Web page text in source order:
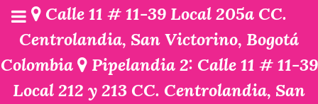
Calle 11 # 11-39 Local 205a CC.
Centrolandia, San Victorino, Bogotá
Colombia
Pipelandia 2: Calle 11 # 11-39
Local 212 y 213 CC. Centrolandia, San